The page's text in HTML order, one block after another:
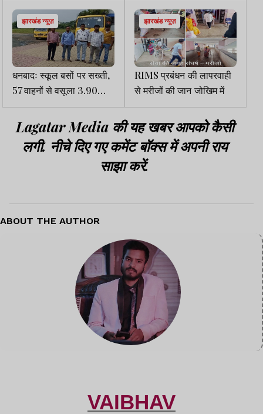
झारखंड न्यूज़
धनबादः स्कूल बसों पर सख्ती,
57 वाहनों से वसूला 3.90
लाख रु. जुर्माना
झारखंड न्यूज़
RIMS प्रबंधन की लापरवाही
से मरीजों की जान जोखिम में
Lagatar Media की यह खबर आपको कैसी
लगी. नीचे दिए गए कमेंट बॉक्स में अपनी राय
साझा करें.
ABOUT THE AUTHOR
VAIBHAV